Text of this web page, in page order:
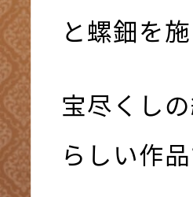
と螺鈿を
宝尽くし
らしい作品